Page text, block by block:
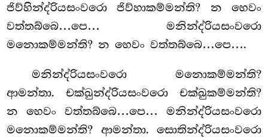
ජිව්හින්ද්රියසංවරො ජිව්හාකම්මන්ති? න හෙවං
වත්තබ්බෙ…පෙ… මනින්ද්රියසංවරො
මනොකම්මන්ති? න හෙවං වත්තබ්බෙ…පෙ….
මනින්ද්රියසංවරො මනොකම්මන්ති?
ආමන්තා. චක්ඛුන්ද්රියසංවරො චක්ඛුකම්මන්ති?
න හෙවං වත්තබ්බෙ…පෙ… මනින්ද්රියසංවරො
මනොකම්මන්ති? ආමන්තා. සොතින්ද්රියසංවරො